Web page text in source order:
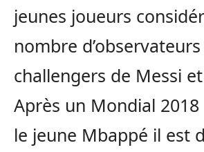
jeunes joueurs
nombre
challengers de Messi
Après un Mondial
le jeune Mbappé il est